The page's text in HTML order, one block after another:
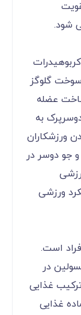
شود.
گلوگز
عضله
به
ورزشکاران
جو دوسر در
ورزشی
است.
در
غذایی
غذایی